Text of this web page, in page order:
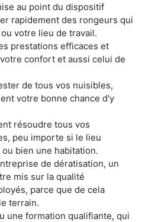
au point du dispositif
rapidement des rongeurs qui
votre lieu de travail.
prestations efficaces et
confort et aussi celui de
de tous vos nuisibles,
votre bonne chance d'y
résoudre tous vos
peu importe si le lieu
bien une habitation.
de dératisation, un
mis sur la qualité
parce que de cela
terrain.
une formation qualifiante, qui